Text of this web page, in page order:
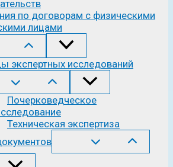
по договорам с физическими
лицами
экспертных исследований
Почерковедческое
Техническая экспертиза